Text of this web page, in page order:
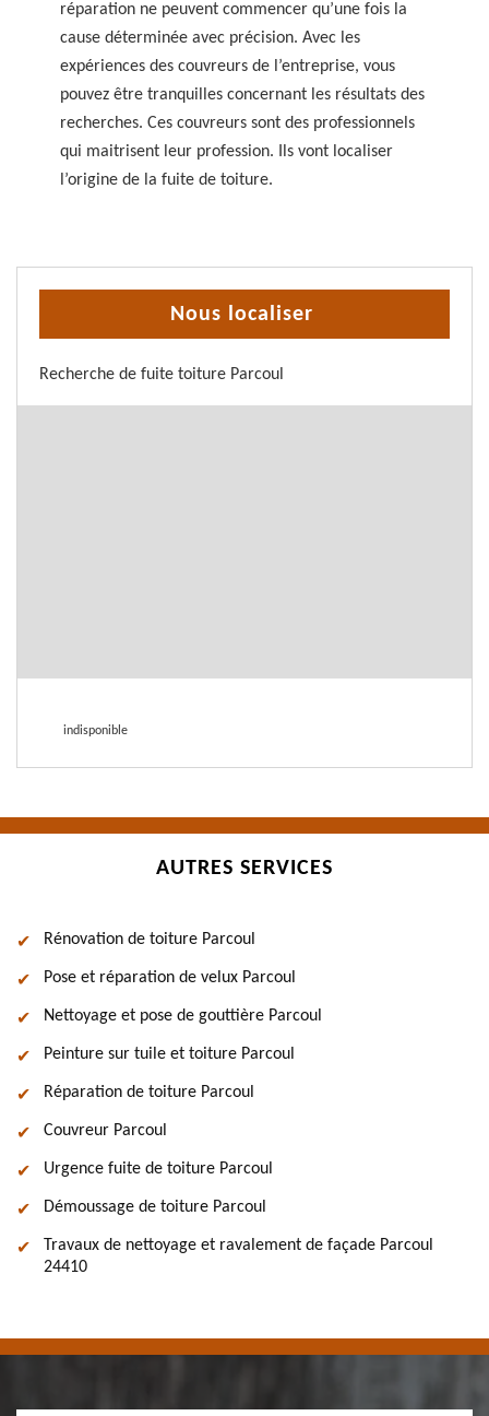
réparation ne peuvent commencer qu’une fois la
cause déterminée avec précision. Avec les
expériences des couvreurs de l’entreprise, vous
pouvez être tranquilles concernant les résultats des
recherches. Ces couvreurs sont des professionnels
qui maitrisent leur profession. Ils vont localiser
l’origine de la fuite de toiture.
Nous localiser
Recherche de fuite toiture Parcoul
indisponible
AUTRES SERVICES
Rénovation de toiture Parcoul
Pose et réparation de velux Parcoul
Nettoyage et pose de gouttière Parcoul
Peinture sur tuile et toiture Parcoul
Réparation de toiture Parcoul
Couvreur Parcoul
Urgence fuite de toiture Parcoul
Démoussage de toiture Parcoul
Travaux de nettoyage et ravalement de façade Parcoul
24410